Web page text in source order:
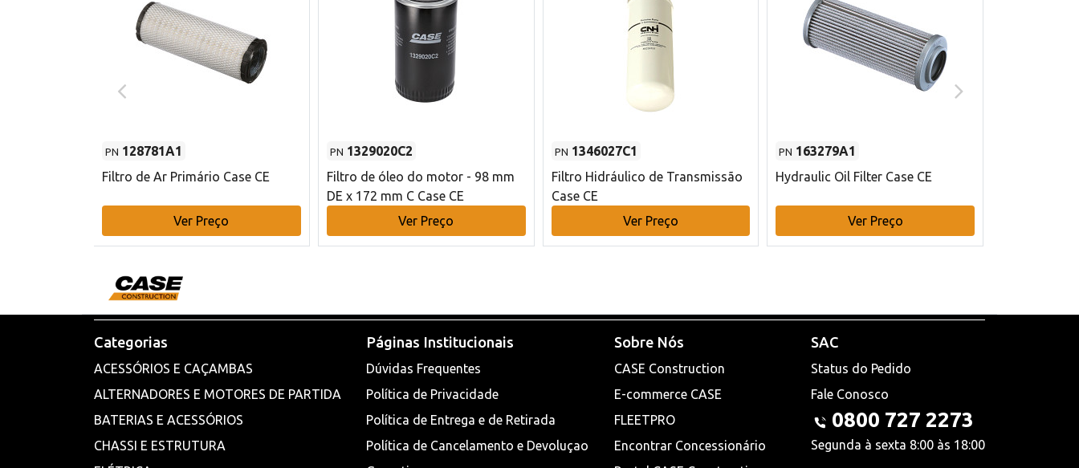
PN 128781A1
Filtro de Ar Primário Case CE
Ver Preço
PN 1329020C2
Filtro de óleo do motor - 98 mm
DE x 172 mm C Case CE
Ver Preço
PN 1346027C1
Filtro Hidráulico de Transmissão
Case CE
Ver Preço
PN 163279A1
Hydraulic Oil Filter Case CE
Ver Preço
Categorias
ACESSÓRIOS E CAÇAMBAS
ALTERNADORES E MOTORES DE PARTIDA
BATERIAS E ACESSÓRIOS
CHASSI E ESTRUTURA
Páginas Institucionais
Dúvidas Frequentes
Política de Privacidade
Política de Entrega e de Retirada
Política de Cancelamento e Devoluçao
Sobre Nós
CASE Construction
E-commerce CASE
FLEETPRO
Encontrar Concessionário
SAC
Status do Pedido
Fale Conosco
0800 727 2273
Segunda à sexta 8:00 às 18:00